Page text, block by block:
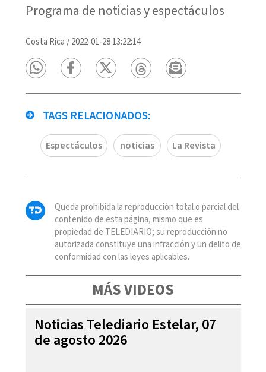
Programa de noticias y espectáculos
Costa Rica /2022-01-28 13:22:14
TAGS RELACIONADOS:
Espectáculos noticias La Revista
Queda prohibida la reproducción total o parcial del
contenido de esta página, mismo que es
propiedad de TELEDIARIO; su reproducción no
autorizada constituye una infracción y un delito de
conformidad con las leyes aplicables.
MÁS VIDEOS
Noticias Telediario Estelar, 07
de agosto 2026